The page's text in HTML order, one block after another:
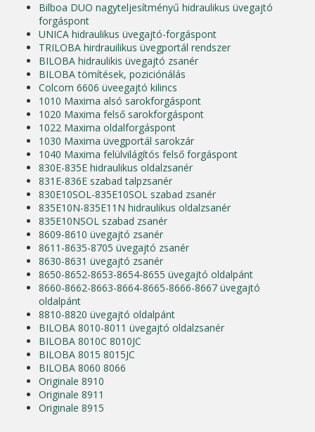
Bilboa DUO nagyteljesítményű hidraulikus üvegajtó
forgáspont
UNICA hidraulikus üvegajtó-forgáspont
TRILOBA hirdrauilikus üvegportál rendszer
BILOBA hidraulikis üvegajtó zsanér
BILOBA tömítések, poziciónálás
Colcom 6606 üveegajtó kilincs
1010 Maxima alsó sarokforgáspont
1020 Maxima felső sarokforgáspont
1022 Maxima oldalforgáspont
1030 Maxima üvegportál sarokzár
1040 Maxima felülvilágítós felső forgáspont
830E-835E hidraulikus oldalzsanér
831E-836E szabad talpzsanér
830E10SOL-835E10SOL szabad zsanér
835E10N-835E11N hidraulikus oldalzsanér
835E10NSOL szabad zsanér
8609-8610 üvegajtó zsanér
8611-8635-8705 üvegajtó zsanér
8630-8631 üvegajtó zsanér
8650-8652-8653-8654-8655 üvegajtó oldalpánt
8660-8662-8663-8664-8665-8666-8667 üvegajtó
oldalpánt
8810-8820 üvegajtó oldalpánt
BILOBA 8010-8011 üvegajtó oldalzsanér
BILOBA 8010C 8010JC
BILOBA 8015 8015JC
BILOBA 8060 8066
Originale 8910
Originale 8911
Originale 8915